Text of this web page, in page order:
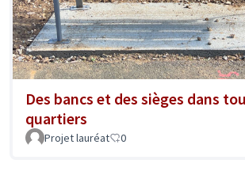
Des bancs et des sièges dans
quartiers
Projet lauréat 0